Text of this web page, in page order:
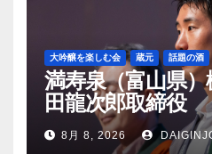
大吟醸を楽しむ会 蔵元 話題の酒
満寿泉（富山県
田龍次郎取締役
8月 8, 2026